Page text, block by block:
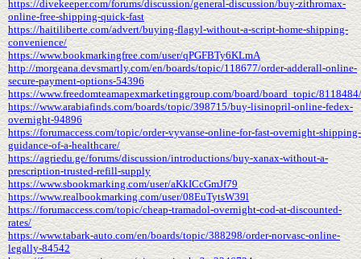
https://divekeeper.com/forums/discussion/general-discussion/buy-zithromax-
online-free-shipping-quick-fast
https://haitiliberte.com/advert/buying-flagyl-without-a-script-home-shipping-
convenience/
https://www.bookmarkingfree.com/user/qPGFBTy6KLmA
http://morgeana.devsmartly.com/en/boards/topic/118677/order-adderall-online-
secure-payment-options-54396
https://www.freedomteamapexmarketinggroup.com/board/board_topic/
https://www.arabiafinds.com/boards/topic/398715/buy-lisinopril-online-fedex-
overnight-94896
https://forumaccess.com/topic/order-vyvanse-online-for-fast-overnight-shipping-
guidance-of-a-healthcare/
https://agriedu.ge/forums/discussion/introductions/buy-xanax-without-a-
prescription-trusted-refill-supply
https://www.sbookmarking.com/user/aKkICcGmJf79
https://www.realbookmarking.com/user/08EuTytsW39l
https://forumaccess.com/topic/cheap-tramadol-overnight-cod-at-discounted-
rates/
https://www.tabark-auto.com/en/boards/topic/388298/order-norvasc-online-
legally-84542